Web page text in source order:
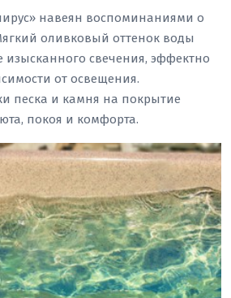
навеян воспоминаниями о
оливковый оттенок воды
изысканного свечения, эффектно
от освещения.
песка и камня на покрытие
покоя и комфорта.